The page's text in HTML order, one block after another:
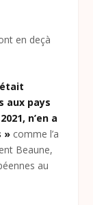
en deçà
aux pays
n’en a
» comme l’a
Beaune,
au